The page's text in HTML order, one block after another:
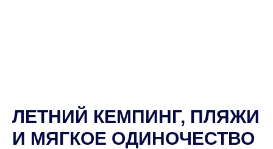
ЛЕТНИЙ КЕМПИНГ, ПЛЯЖИ
И МЯГКОЕ ОДИНОЧЕСТВО